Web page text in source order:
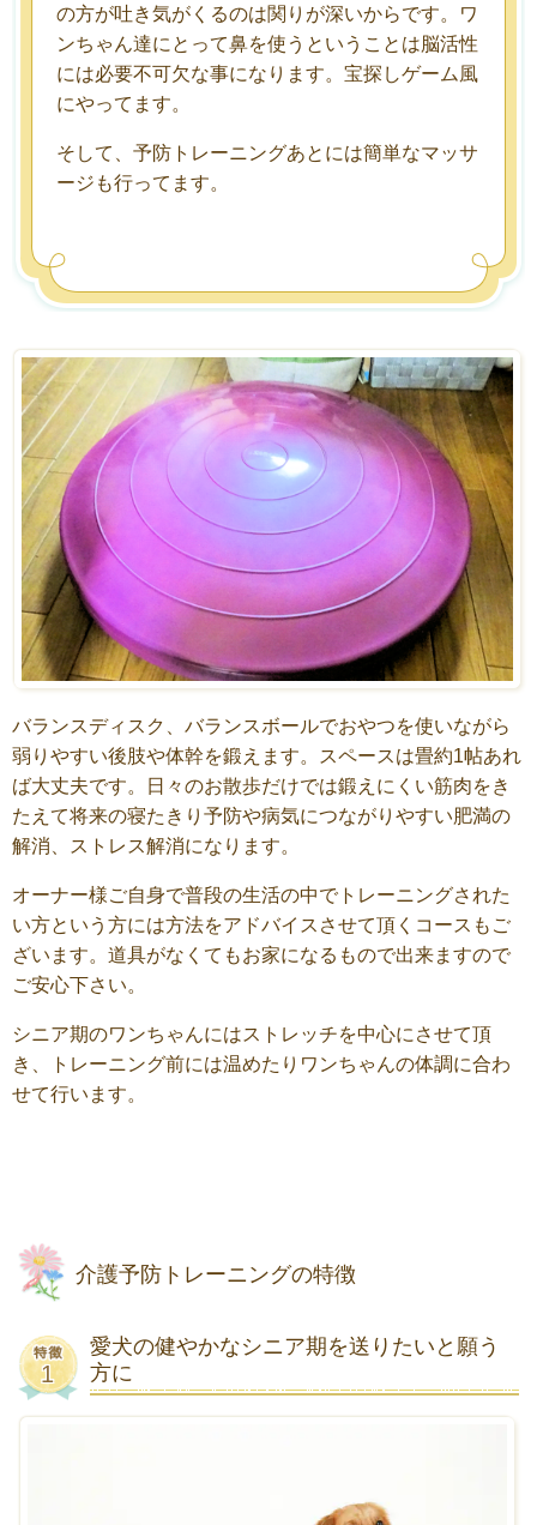
の方が吐き気がくるのは関りが深いからです。ワ
ンちゃん達にとって鼻を使うということは脳活性
には必要不可欠な事になります。宝探しゲーム風
にやってます。
そして、予防トレーニングあとには簡単なマッサ
ージも行ってます。
バランスディスク、バランスボールでおやつを使いながら
弱りやすい後肢や体幹を鍛えます。スペースは畳約1帖あれ
ば大丈夫です。日々のお散歩だけでは鍛えにくい筋肉をき
たえて将来の寝たきり予防や病気につながりやすい肥満の
解消、ストレス解消になります。
オーナー様ご自身で普段の生活の中でトレーニングされた
い方という方には方法をアドバイスさせて頂くコースもご
ざいます。道具がなくてもお家になるもので出来ますので
ご安心下さい。
シニア期のワンちゃんにはストレッチを中心にさせて頂
き、トレーニング前には温めたりワンちゃんの体調に合わ
せて行います。
介護予防トレーニングの特徴
愛犬の健やかなシニア期を送りたいと願う
方に